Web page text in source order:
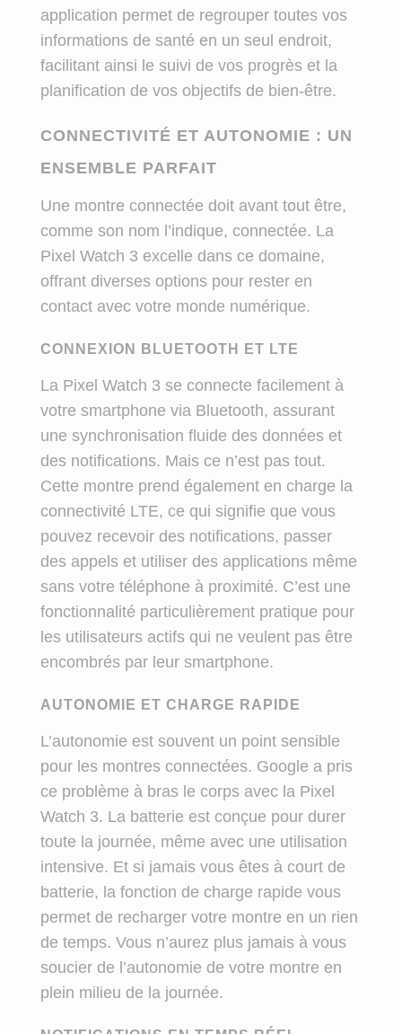
application permet de regrouper toutes vos
informations de santé en un seul endroit,
facilitant ainsi le suivi de vos progrès et la
planification de vos objectifs de bien-être.
CONNECTIVITÉ ET AUTONOMIE : UN
ENSEMBLE PARFAIT
Une montre connectée doit avant tout être,
comme son nom l’indique, connectée. La
Pixel Watch 3 excelle dans ce domaine,
offrant diverses options pour rester en
contact avec votre monde numérique.
CONNEXION BLUETOOTH ET LTE
La Pixel Watch 3 se connecte facilement à
votre smartphone via Bluetooth, assurant
une synchronisation fluide des données et
des notifications. Mais ce n’est pas tout.
Cette montre prend également en charge la
connectivité LTE, ce qui signifie que vous
pouvez recevoir des notifications, passer
des appels et utiliser des applications même
sans votre téléphone à proximité. C’est une
fonctionnalité particulièrement pratique pour
les utilisateurs actifs qui ne veulent pas être
encombrés par leur smartphone.
AUTONOMIE ET CHARGE RAPIDE
L’autonomie est souvent un point sensible
pour les montres connectées. Google a pris
ce problème à bras le corps avec la Pixel
Watch 3. La batterie est conçue pour durer
toute la journée, même avec une utilisation
intensive. Et si jamais vous êtes à court de
batterie, la fonction de charge rapide vous
permet de recharger votre montre en un rien
de temps. Vous n’aurez plus jamais à vous
soucier de l’autonomie de votre montre en
plein milieu de la journée.